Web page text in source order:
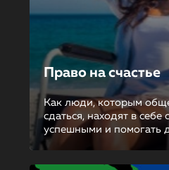
Право на счастье
Как люди, которым
сдаться, находят в себе
успешными и помогать